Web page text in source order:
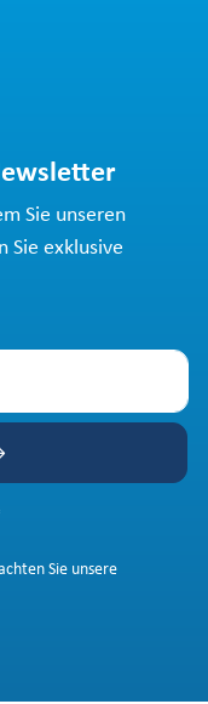
Sie unseren
Sie exklusive
Sie unsere